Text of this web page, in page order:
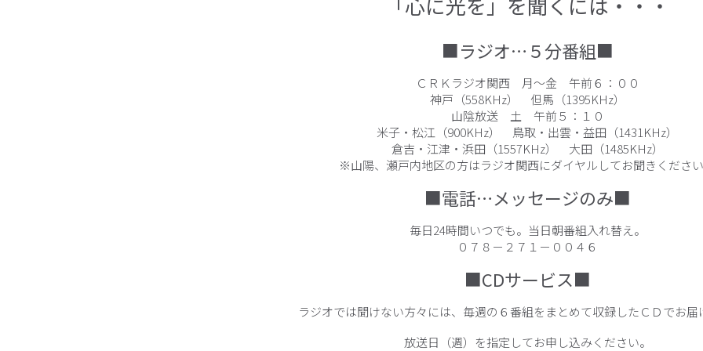
■ラジオ…５分番組■
ＣＲＫラジオ関西 月～金 午前６：００
神戸（558KHz） 但馬（1395KHz）
山陰放送 土 午前５：１０
米子・松江（900KHz） 鳥取・出雲・益田（1431KHz）
倉吉・江津・浜田（1557KHz） 大田（1485KHz）
※山陽、瀬戸内地区の方はラジオ関西にダイヤルしてお聞きください
■電話…メッセージのみ■
毎日24時間いつでも。当日朝番組入れ替え。
０７８－２７１－００４６
■CDサービス■
ラジオでは聞けない方々には、毎週の６番組をまとめて収録したＣＤでお届
放送日（週）を指定してお申し込みください。